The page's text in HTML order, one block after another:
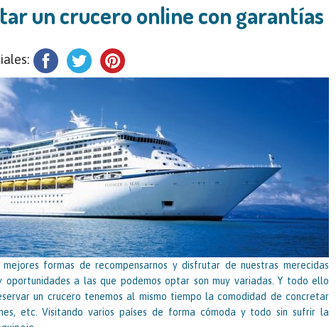
un crucero online con garantías
formas de recompensarnos y disfrutar de nuestras merecidas
oportunidades a las que podemos optar son muy variadas. Y todo ello
un crucero tenemos al mismo tiempo la comodidad de concretar
etc. Visitando varios países de forma cómoda y todo sin sufrir la